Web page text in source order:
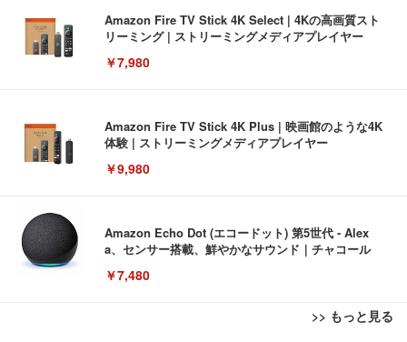
Amazon Fire TV Stick 4K Select | 4Kの高画質スト
リーミング | ストリーミングメディアプレイヤー
￥7,980
Amazon Fire TV Stick 4K Plus | 映画館のような4K
体験 | ストリーミングメディアプレイヤー
￥9,980
Amazon Echo Dot (エコードット) 第5世代 - Alex
a、センサー搭載、鮮やかなサウンド｜チャコール
￥7,480
>> もっと見る